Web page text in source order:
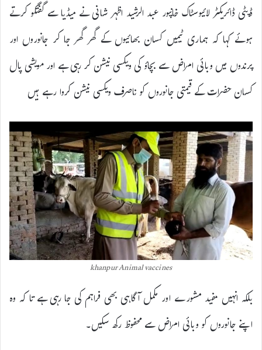
ڈپٹی ڈائریکٹر لائیوسٹاک خانپور عبد الرشید اظہر شانی نے میڈیا سے گفتگو کرتے
ہوئے کہا کہ ہماری ٹیمیں کسان بھائیوں کے گھر گھر جا کر جانوروں اور
پرندوں میں وبائی امراض سے بچاؤ کی ویکسی نیشن کر رہی ہے اور مویشی پال
کسان حضرات کے قیمتی جانوروں کو ناصرف ویکسی نیشن کروا رہے ہیں
khanpur Animal vaccines
بلکہ انہیں مفید مشورے اور مکمل آگاہی بھی فراہم کی جا رہی ہے تا کہ وہ
اپنے جانوروں کو وبائی امراض سے محفوظ رکھ سکیں۔